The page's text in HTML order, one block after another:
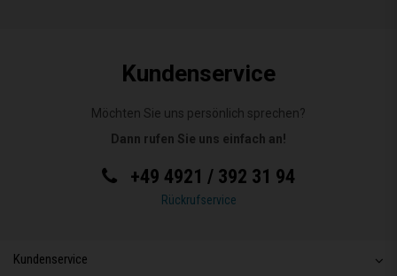
Kundenservice
Möchten Sie uns persönlich sprechen?
Dann rufen Sie uns einfach an!
+49 4921 / 392 31 94
Rückrufservice
Kundenservice